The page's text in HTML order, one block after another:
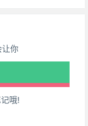
让你
哦!